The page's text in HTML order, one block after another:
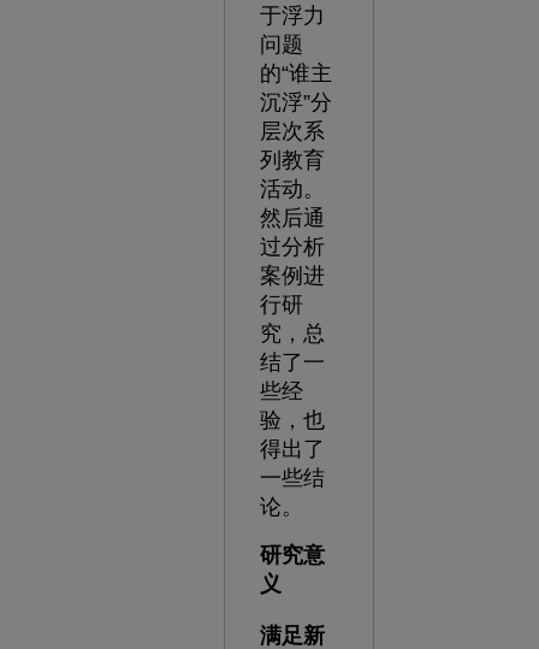
于浮力
问题
的“谁主
沉浮”分
层次系
列教育
活动。
然后通
过分析
案例进
行研
究，总
结了一
些经
验，也
得出了
一些结
论。
研究意
义
满足新